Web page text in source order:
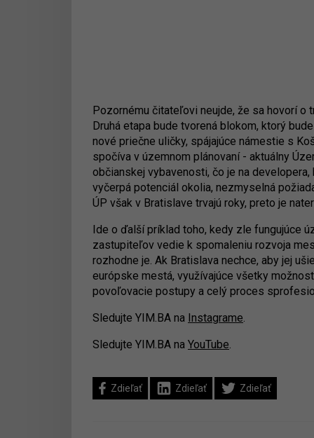
Pozornému čitateľovi neujde, že sa hovorí
Druhá etapa bude tvorená blokom, ktorý
nové priečne uličky, spájajúce námestie s
spočíva v územnom plánovaní - aktuálny
občianskej vybavenosti, čo je na
vyčerpá potenciál okolia, nezmyselná
ÚP však v Bratislave trvajú roky, preto je
Ide o ďalší príklad toho, kedy zle fungujúce
zastupiteľov vedie k spomaleniu rozvoja
rozhodne je. Ak Bratislava nechce, aby jej
európske mestá, využívajúce všetky
povoľovacie postupy a celý proces
Sledujte YIM.BA na Instagrame.
Sledujte YIM.BA na YouTube.
Zdieľať Zdieľať Zdieľať